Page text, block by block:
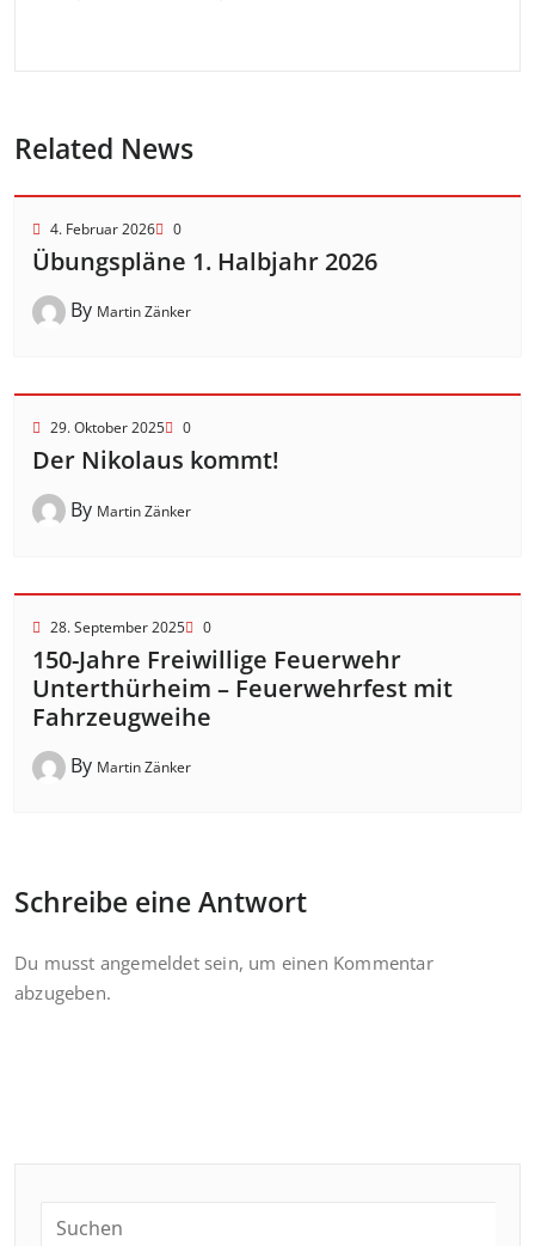
Related News
4. Februar 2026 0
Übungspläne 1. Halbjahr 2026
By Martin Zänker
29. Oktober 2025 0
Der Nikolaus kommt!
By Martin Zänker
28. September 2025 0
150-Jahre Freiwillige Feuerwehr
Unterthürheim – Feuerwehrfest mit
Fahrzeugweihe
By Martin Zänker
Schreibe eine Antwort
Du musst angemeldetsein, um einen Kommentar
abzugeben.